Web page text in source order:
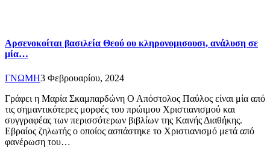
Αρσενοκοίται βασιλεία Θεού ου κληρονομισουσι, ανάλυση σε
μία…
ΓΝΩΜΗ3 Φεβρουαρίου, 2024
Γράφει η Μαρία Σκαμπαρδώνη Ο Απόστολος Παύλος είναι μία από
τις σημαντικότερες μορφές του πρώιμου Χριστιανισμού και
συγγραφέας των περισσότερων βιβλίων της Καινής Διαθήκης.
Εβραίος ζηλωτής ο οποίος ασπάστηκε το Χριστιανισμό μετά από
φανέρωση του…